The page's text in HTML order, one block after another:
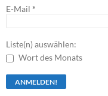
E-Mail *
Liste(n) auswählen:
Wort des Monats